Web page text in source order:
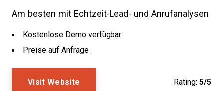
Am besten mit Echtzeit-Lead- und Anrufanalysen
Kostenlose Demo verfügbar
Preise auf Anfrage
Visit Website Rating: 5/5